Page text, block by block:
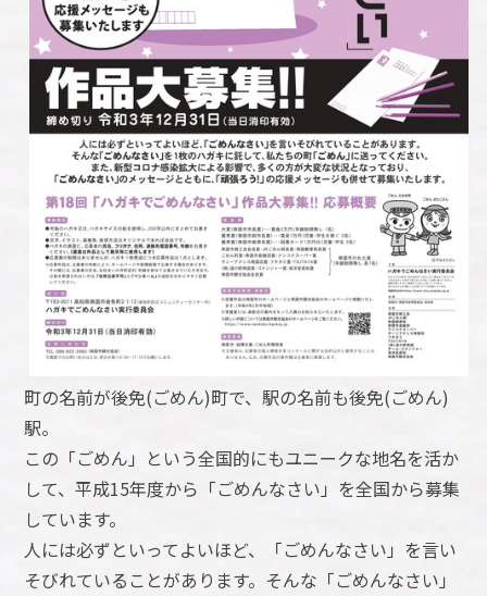
町の名前が後免(ごめん)町で、駅の名前も後免(ごめん)
駅。
この「ごめん」という全国的にもユニークな地名を活か
して、平成15年度から「ごめんなさい」を全国から募集
しています。
人には必ずといってよいほど、「ごめんなさい」を言い
そびれていることがあります。そんな「ごめんなさい」